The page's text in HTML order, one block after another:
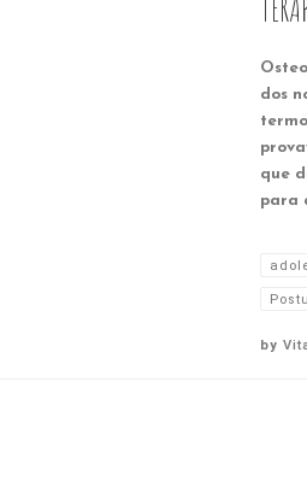
dos
que
para
by